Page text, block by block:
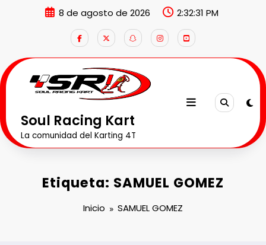
8 de agosto de 2026 2:32:32 PM
Soul Racing Kart
La comunidad del Karting 4T
Etiqueta: SAMUEL GOMEZ
Inicio SAMUEL GOMEZ